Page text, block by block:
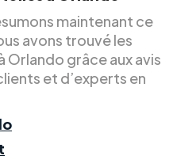
maintenant ce
avons trouvé les
Orlando grâce aux avis
et d’experts en